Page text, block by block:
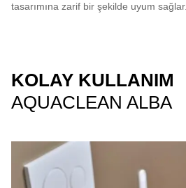
tasarımına zarif bir şekilde uyum sağlar.
KOLAY KULLANIM
AQUACLEAN ALBA